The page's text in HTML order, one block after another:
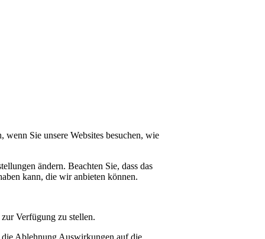
Sie unsere Websites besuchen, wie
ändern. Beachten Sie, dass das
kann, die wir anbieten können.
Verfügung zu stellen.
Ablehnung Auswirkungen auf die